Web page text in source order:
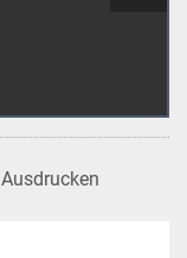
Ausdrucken